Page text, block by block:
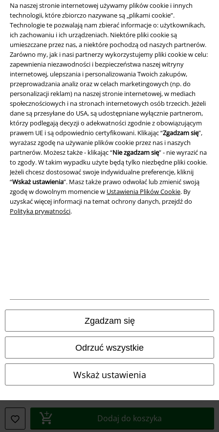
Na naszej stronie internetowej używamy plików cookie i innych
technologii, które zbiorczo nazywane są „plikami cookie”.
Technologie te pozwalają nam zbierać informacje o: użytkownikach,
ich zachowaniu i ich urządzeniach. Niektóre pliki cookie są
umieszczane przez nas, a niektóre pochodzą od naszych partnerów.
Zarówno my, jak i nasi partnerzy wykorzystujemy pliki cookie w celu:
zapewnienia niezawodności i bezpieczeństwa naszej witryny
internetowej, ulepszania i personalizowania Twoich zakupów,
przeprowadzania analiz oraz w celach marketingowych (np. do
personalizacji reklam) na naszej stronie internetowej, w mediach
społecznościowych i na stronach internetowych osób trzecich. Jeżeli
dane są przesyłane do USA, są udostępniane wyłącznie partnerom,
którzy podlegają decyzji o adekwatności zgodnie z obowiązującym
prawem UE i są odpowiednio certyfikowani. Klikając “Zgadzam się”,
wyrażasz zgodę na używanie plików cookie przez nas i naszych
partnerów. Możesz także - klikając “Nie zgadzam się” - nie wyrazić na
to zgody. W takim wypadku użyte będą tylko niezbędne pliki cookie.
Jeżeli chcesz dostosować swoje indywidualne preferencje, kliknij
“Wskaż ustawienia”. Masz także prawo odwołać lub zmienić swoją
zgodę w dowolnym momencie w Ustawienia Plików Cookie. By
uzyskać więcej informacji na temat ochrony danych, przejdź do
Polityka prywatności.
Zgadzam się
Odrzuć wszystkie
Wskaż ustawienia
Dodaj do koszyka
Informacje prawne
Regulamin
Dane firmy
Polityka prywatności
Unieszkodliwianie odpadów i ochrona środowiska
Deklaracja Zgodności
Wszystkie ceny zawierają podatek VAT. Nie zawierająkosztów
wysyłki.
© 1986-2026 E.M.P. Merchandising HGmbH
Sklepy internetowe EMP
EMP France